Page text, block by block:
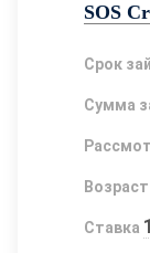
SOS
Срок
Сумма
Ставка